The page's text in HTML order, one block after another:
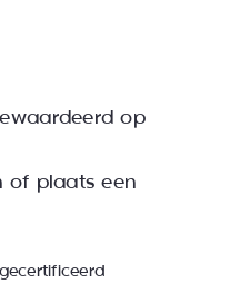
op
of plaats een